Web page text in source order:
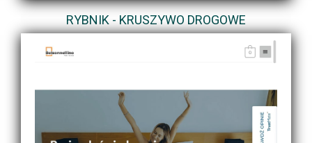
RYBNIK - KRUSZYWO DROGOWE